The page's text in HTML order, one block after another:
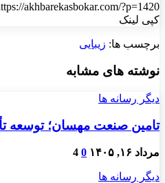
akhbarekasbokar.com/?p=1420
کپی لینک
برچسب ها: زیبایی
نوشته های مشابه
دیگر رسانه ها
تامین صنعت مهسان؛ توسعه
مرداد ۱۶, ۱۴۰۵ 0
4
دیگر رسانه ها